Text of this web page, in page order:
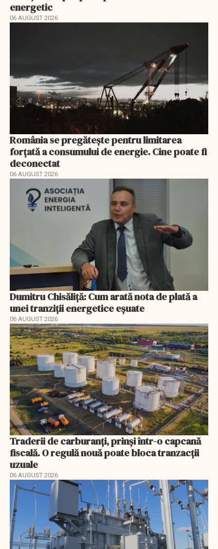
energetic
06 AUGUST 2026
România se pregătește pentru limitarea
forțată a consumului de energie. Cine poate fi
deconectat
06 AUGUST 2026
Dumitru Chisăliță: Cum arată nota de plată a
unei tranziții energetice eșuate
06 AUGUST 2026
Traderii de carburanți, prinși într-o capcană
fiscală. O regulă nouă poate bloca tranzacții
uzuale
06 AUGUST 2026